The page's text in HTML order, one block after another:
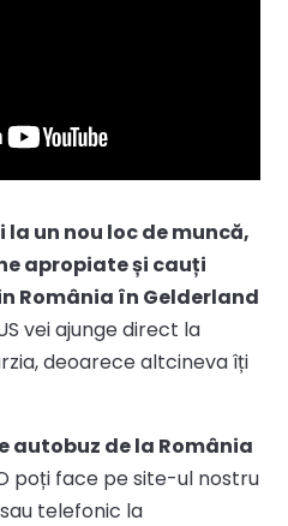
un nou loc de muncă,
apropiate și cauți
România în Gelderland
vei ajunge direct la
deoarece altcineva îți
autobuz de la România
poți face pe site-ul nostru
sau telefonic la